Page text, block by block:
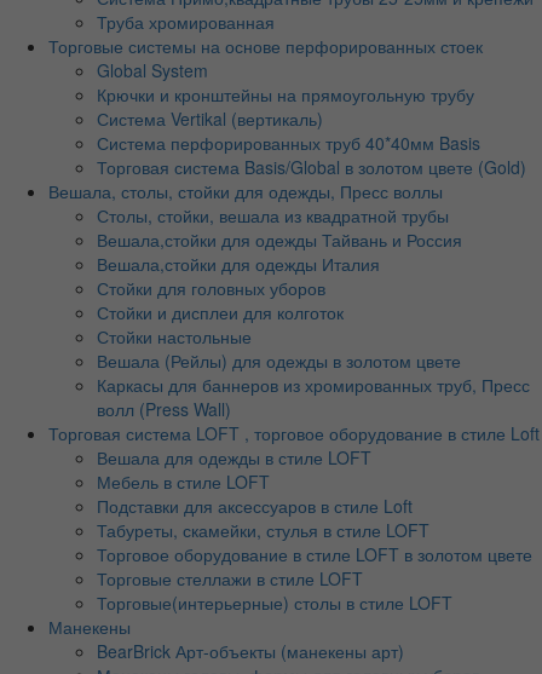
Труба хромированная
Торговые системы на основе перфорированных стоек
Global System
Крючки и кронштейны на прямоугольную трубу
Система Vertikal (вертикаль)
Система перфорированных труб 40*40мм Basis
Торговая система Basis/Global в золотом цвете (Gold)
Вешала, столы, стойки для одежды, Пресс воллы
Столы, стойки, вешала из квадратной трубы
Вешала,стойки для одежды Тайвань и Россия
Вешала,стойки для одежды Италия
Стойки для головных уборов
Стойки и дисплеи для колготок
Стойки настольные
Вешала (Рейлы) для одежды в золотом цвете
Каркасы для баннеров из хромированных труб, Пресс
волл (Press Wall)
Торговая система LOFT , торговое оборудование в стиле Loft
Вешала для одежды в стиле LOFT
Мебель в стиле LOFT
Подставки для аксессуаров в стиле Loft
Табуреты, скамейки, стулья в стиле LOFT
Торговое оборудование в стиле LOFT в золотом цвете
Торговые стеллажи в стиле LOFT
Торговые(интерьерные) столы в стиле LOFT
Манекены
BearBrick Арт-объекты (манекены арт)